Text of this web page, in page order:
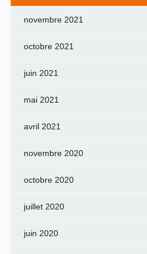
novembre 2021
octobre 2021
juin 2021
mai 2021
avril 2021
novembre 2020
octobre 2020
juillet 2020
juin 2020